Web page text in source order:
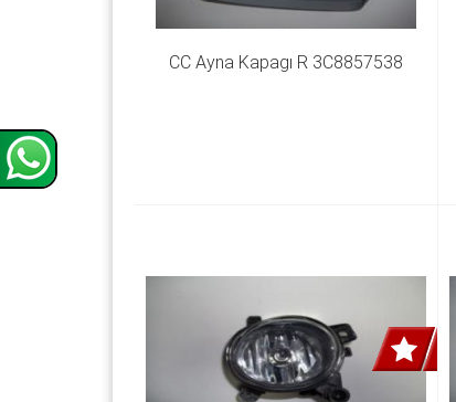
CC Ayna Kapagı R 3C8857538